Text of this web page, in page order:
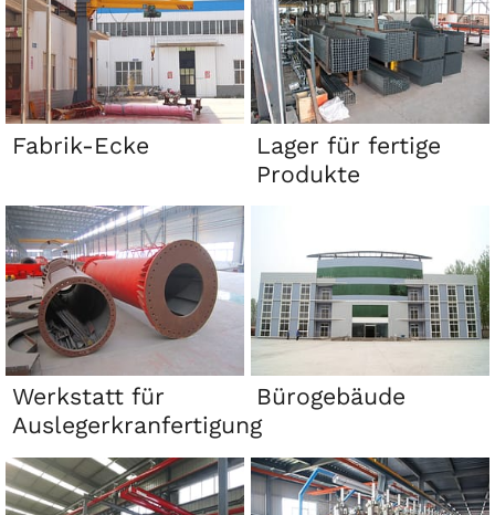
Fabrik-Ecke
Lager für fertige
Produkte
Werkstatt für
Auslegerkranfertigung
Bürogebäude